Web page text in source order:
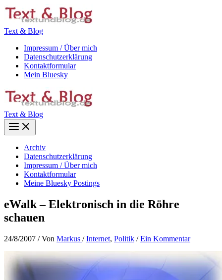
Zum
Inhalt
Text & Blog
Impressum / Über mich
Datenschutzerklärung
Kontaktformular
Mein Bluesky
Text & Blog
Main
Menu
Archiv
Datenschutzerklärung
Impressum / Über mich
Kontaktformular
Meine Bluesky Postings
eWalk – Elektronisch in die Röhre
schauen
24/8/2007 / Von Markus /Internet, Politik /Ein Kommentar